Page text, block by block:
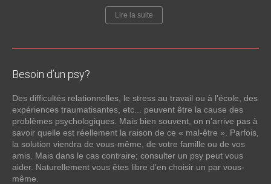
Lire la suite
Besoin d’un psy?
Des difficultés relationnelles, le stress au travail ou à l’école, des
expériences traumatisantes, etc... peuvent être la cause des
problèmes psychologiques. Mais bien souvent, on n’arrive pas à
savoir quelle est réellement la raison de ce « mal-être ». Parfois,
la solution viendra de vous-même, de votre famille ou de vos
amis. Mais dans le cas contraire; consulter un psy peut vous
aider. Naturellement vous êtes libre d’en choisir un par vous-
même.